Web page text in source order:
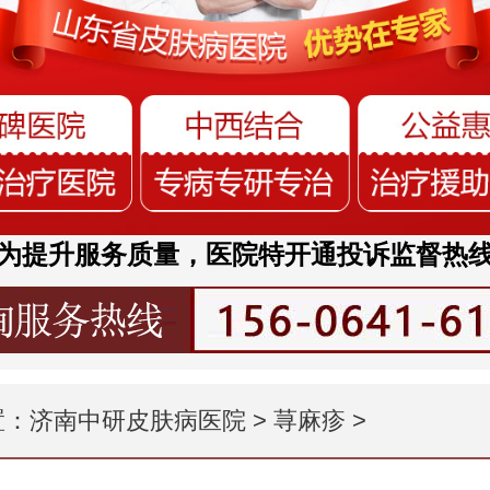
提升服务质量，医院特开通投诉监督热
济南中研皮肤病医院> 荨麻疹 >